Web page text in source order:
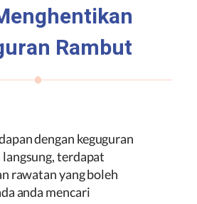
Rambut
dengan keguguran
terdapat
rawatan yang boleh
anda mencari